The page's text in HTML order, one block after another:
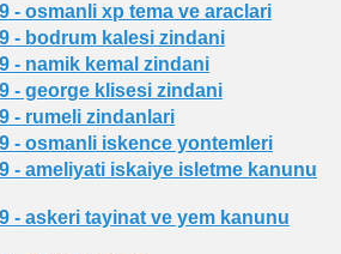
- osmanli xp tema ve araclari
- bodrum kalesi zindani
- namik kemal zindani
- george klisesi zindani
- rumeli zindanlari
- osmanli iskence yontemleri
- ameliyati iskaiye isletme kanunu
- askeri tayinat ve yem kanunu